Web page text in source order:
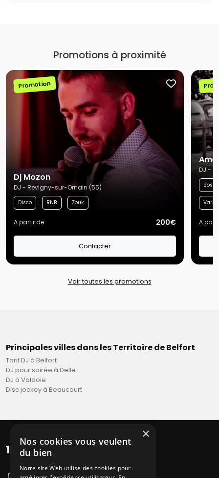
Promotions à proximité
Promotion
Dj Mozon
DJ - Revigny-sur-Ornain (55)
Disco RNB Zouk
A partir de 200€
Contacter
DJ -
A
Voir toutes les promotions
Principales villes dans les Territoire de Belfort
Tarif DJ à Belfort
DJ pour soirée à Delle
DJ à Valdoie
Disc jockey à Beaucourt
×
Nos cookies vous veulent
du bien
Notre site Web utilise des cookies pour